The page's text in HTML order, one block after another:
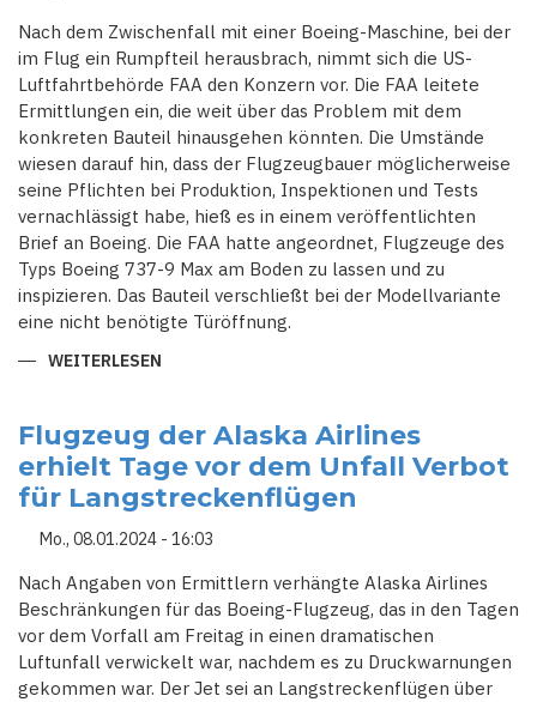
VARIANTE
DES
JETS
INS
VISIER
Nach dem Zwischenfall mit einer Boeing-Maschine, bei der
im Flug ein Rumpfteil herausbrach, nimmt sich die US-
Luftfahrtbehörde FAA den Konzern vor. Die FAA leitete
Ermittlungen ein, die weit über das Problem mit dem
konkreten Bauteil hinausgehen könnten. Die Umstände
wiesen darauf hin, dass der Flugzeugbauer möglicherweise
seine Pflichten bei Produktion, Inspektionen und Tests
vernachlässigt habe, hieß es in einem veröffentlichten
Brief an Boeing. Die FAA hatte angeordnet, Flugzeuge des
Typs Boeing 737-9 Max am Boden zu lassen und zu
inspizieren. Das Bauteil verschließt bei der Modellvariante
eine nicht benötigte Türöffnung.
WEITERLESEN
NIMMT
SICH
US-
LUFTFAHRBEHÖRDE
FAA
BOEING
VOR
Flugzeug der Alaska Airlines
erhielt Tage vor dem Unfall Verbot
für Langstreckenflügen
Mo., 08.01.2024 - 16:03
Nach Angaben von Ermittlern verhängte Alaska Airlines
Beschränkungen für das Boeing-Flugzeug, das in den Tagen
vor dem Vorfall am Freitag in einen dramatischen
Luftunfall verwickelt war, nachdem es zu Druckwarnungen
gekommen war. Der Jet sei an Langstreckenflügen über